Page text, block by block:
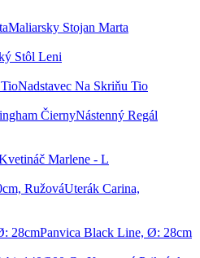
Maliarsky Stojan Marta
Stôl Leni
Nadstavec Na Skriňu Tio
Nástenný Regál
Marlene - L
Uterák Carina,
Panvica Black Line, Ø: 28cm